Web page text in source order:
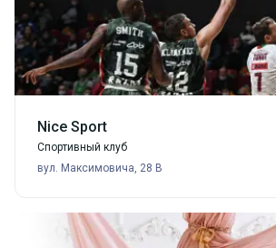
Nice Sport
Спортивный клуб
вул. Максимовича, 28 В